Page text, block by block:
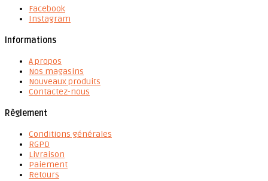
Facebook
Instagram
Informations
A propos
Nos magasins
Nouveaux produits
Contactez-nous
Règlement
Conditions générales
RGPD
Livraison
Paiement
Retours